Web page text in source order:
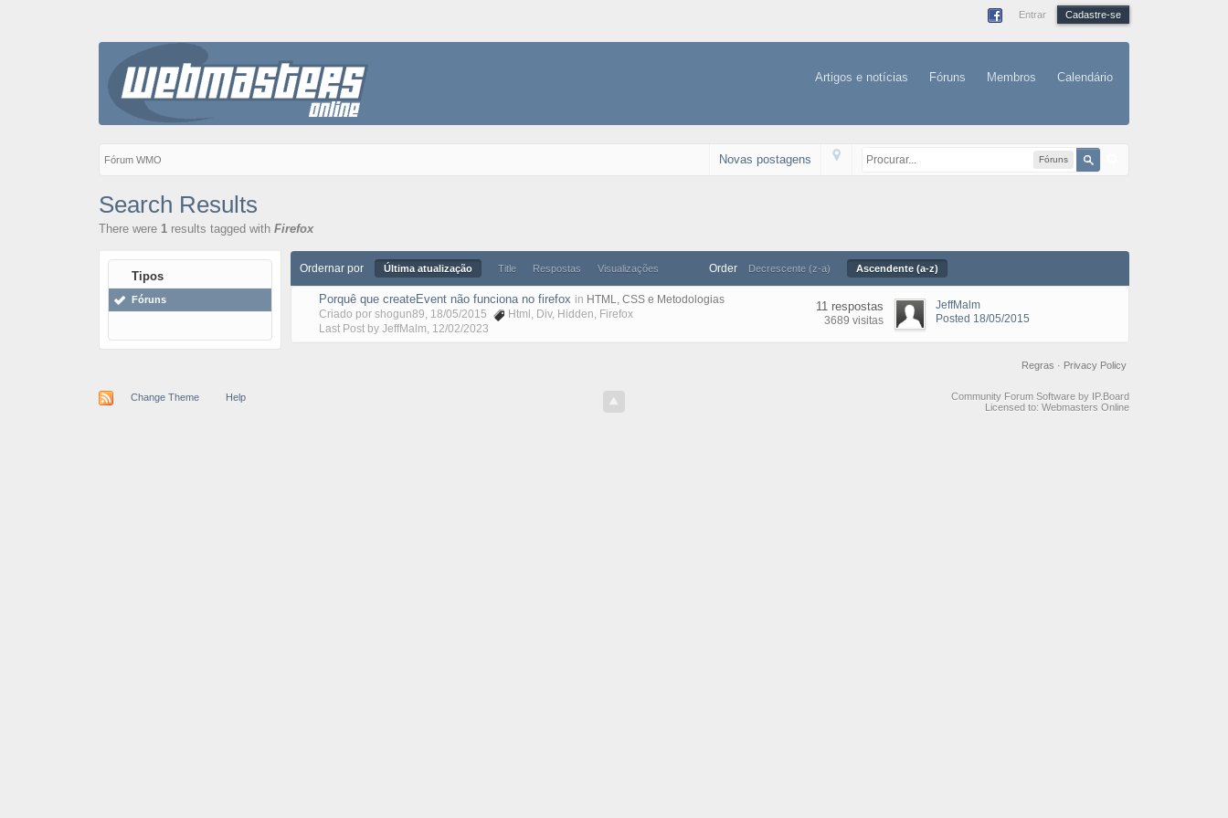
Entrar Cadastre-se
Artigos e notícias Fóruns Membros Calendário
Fórum WMO Fóruns
Novas postagens
Search Results
There were 1results tagged with Firefox
Tipos
Fóruns
Ordernar por Última atualização Title Respostas Visualizações Order Decrescente (z-a) Ascendente (a-z)
Porquê que createEvent não funciona no firefox in HTML, CSS e Metodologias
Criado por shogun89, 18/05/2015 Html , Div, Hidden, Firefox
Last Post by JeffMalm, 12/02/2023
11 respostas
3689 visitas
JeffMalm
Posted 18/05/2015
Privacy Policy
Regras ·
Change Theme Help
Community Forum Software by IP.Board
Licensed to: Webmasters Online